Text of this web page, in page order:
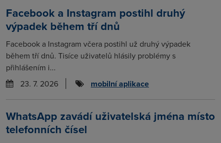
Facebook a Instagram postihl druhý
výpadek během tří dnů
Facebook a Instagram včera postihl už druhý výpadek
během tří dnů. Tisíce uživatelů hlásily problémy s
přihlášením i...
23. 7. 2026
mobilní aplikace
WhatsApp zavádí uživatelská jména místo
telefonních čísel